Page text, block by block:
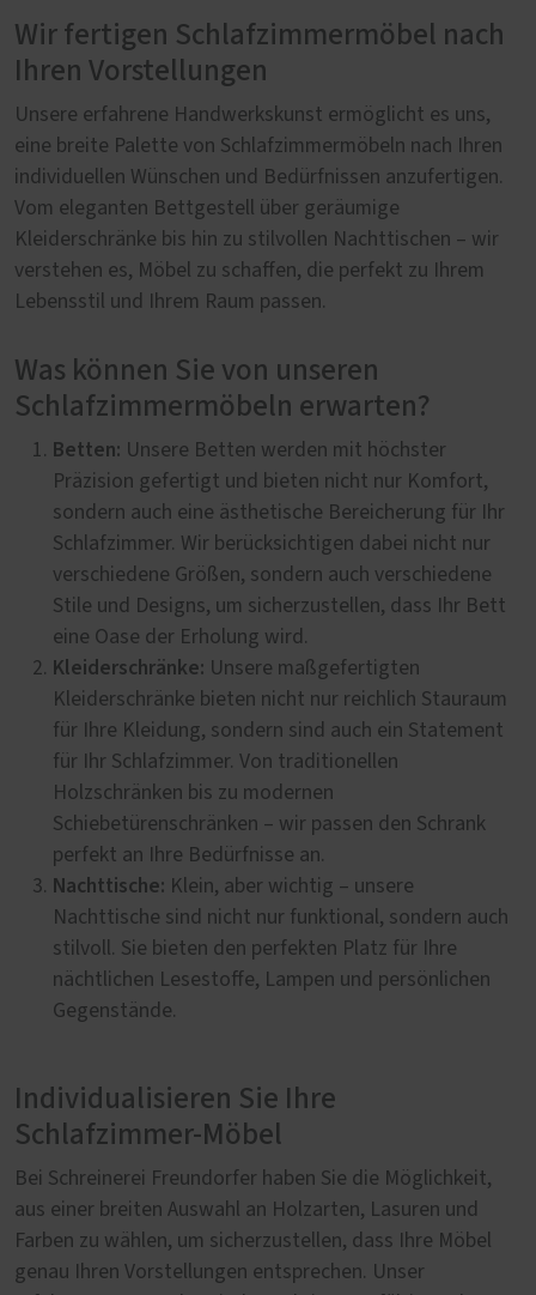
Wir fertigen Schlafzimmermöbel nach
Ihren Vorstellungen
Unsere erfahrene Handwerkskunst ermöglicht es uns,
eine breite Palette von Schlafzimmermöbeln nach Ihren
individuellen Wünschen und Bedürfnissen anzufertigen.
Vom eleganten Bettgestell über geräumige
Kleiderschränke bis hin zu stilvollen Nachttischen – wir
verstehen es, Möbel zu schaffen, die perfekt zu Ihrem
Lebensstil und Ihrem Raum passen.
Was können Sie von unseren
Schlafzimmermöbeln erwarten?
Betten: Unsere Betten werden mit höchster
Präzision gefertigt und bieten nicht nur Komfort,
sondern auch eine ästhetische Bereicherung für Ihr
Schlafzimmer. Wir berücksichtigen dabei nicht nur
verschiedene Größen, sondern auch verschiedene
Stile und Designs, um sicherzustellen, dass Ihr Bett
eine Oase der Erholung wird.
Kleiderschränke: Unsere maßgefertigten
Kleiderschränke bieten nicht nur reichlich Stauraum
für Ihre Kleidung, sondern sind auch ein Statement
für Ihr Schlafzimmer. Von traditionellen
Holzschränken bis zu modernen
Schiebetürenschränken – wir passen den Schrank
perfekt an Ihre Bedürfnisse an.
Nachttische: Klein, aber wichtig – unsere
Nachttische sind nicht nur funktional, sondern auch
stilvoll. Sie bieten den perfekten Platz für Ihre
nächtlichen Lesestoffe, Lampen und persönlichen
Gegenstände.
Individualisieren Sie Ihre
Schlafzimmer-Möbel
Bei Schreinerei Freundorfer haben Sie die Möglichkeit,
aus einer breiten Auswahl an Holzarten, Lasuren und
Farben zu wählen, um sicherzustellen, dass Ihre Möbel
genau Ihren Vorstellungen entsprechen. Unser